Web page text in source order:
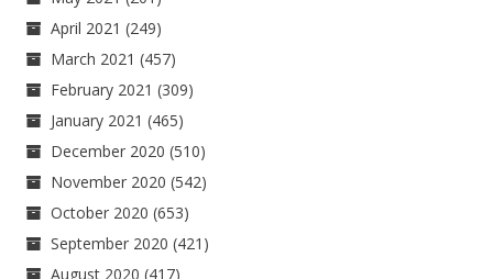
April 2021 (249)
March 2021 (457)
February 2021 (309)
January 2021 (465)
December 2020 (510)
November 2020 (542)
October 2020 (653)
September 2020 (421)
August 2020 (417)